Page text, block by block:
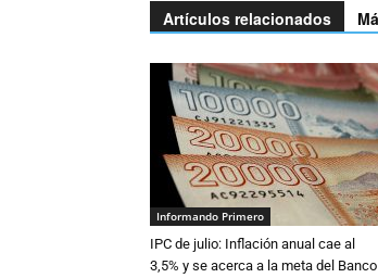
Artículos relacionados
Informando Primero
IPC de julio: Inflación anual cae al
3,5% y se acerca a la meta del Banco